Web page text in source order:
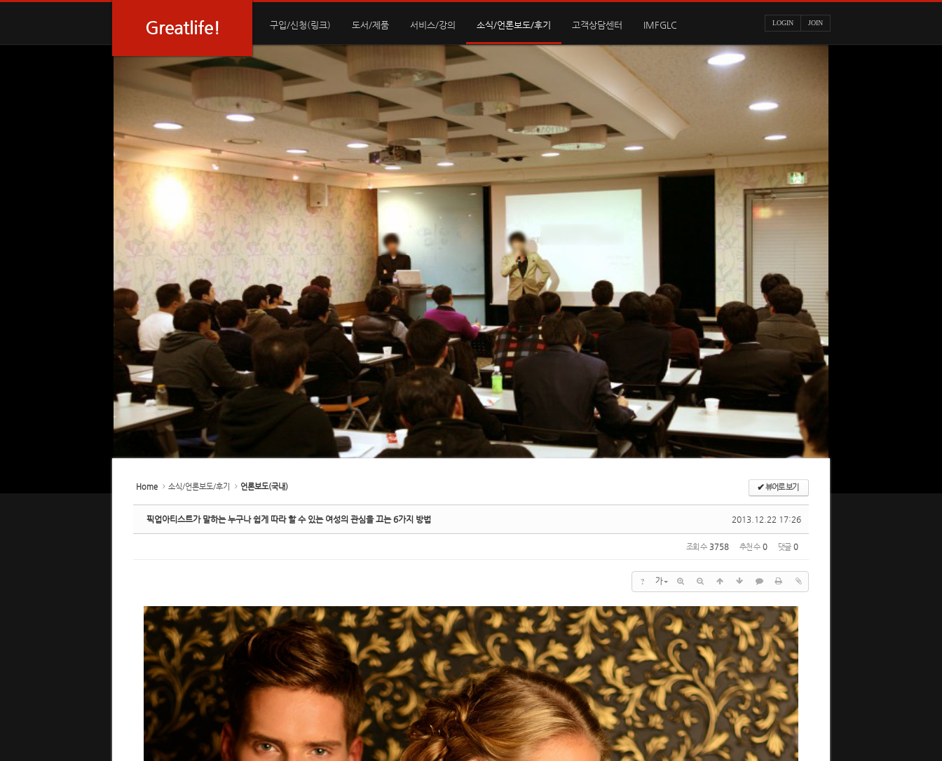
LOGIN JOIN
Greatlife! 구입/신청(링크) 도서/제품 서비스/강의 소식/언론보도/후기 고객상담센터 IMFGLC
Home 소식/언론보도/후기 언론보도(국내) ✔뷰어로 보기
2013.12.22 17:26
픽업아티스트가 말하는 누구나 쉽게 따라 할 수 있는 여성의 관심을 끄는 6가지 방법
조회 수 3758 추천 수 0 댓글 0
? 가